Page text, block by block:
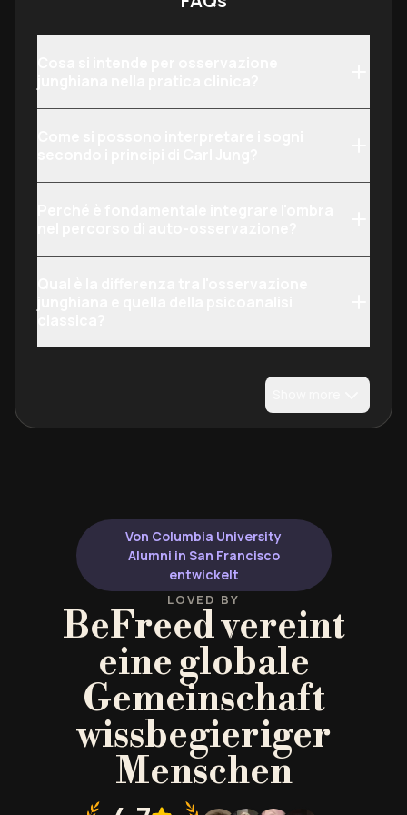
Von Columbia University
Alumni in San Francisco
entwickelt
LOVED BY
BeFreed vereint
eine globale
Gemeinschaft
wissbegieriger
Menschen